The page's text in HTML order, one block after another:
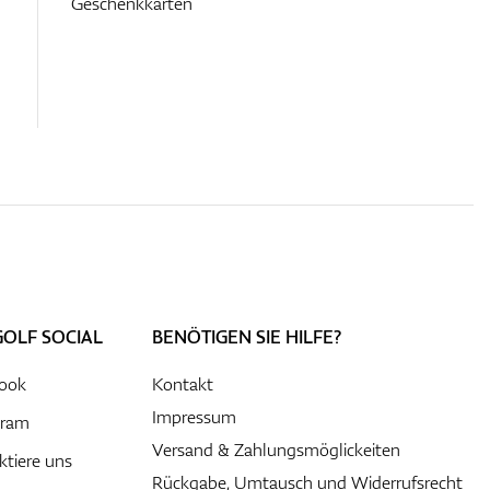
SOCIAL
uns
BENÖTIGEN SIE HILFE?
Kontakt
Impressum
Versand & Zahlungsmöglickeiten
Rückgabe, Umtausch und Widerrufsrecht